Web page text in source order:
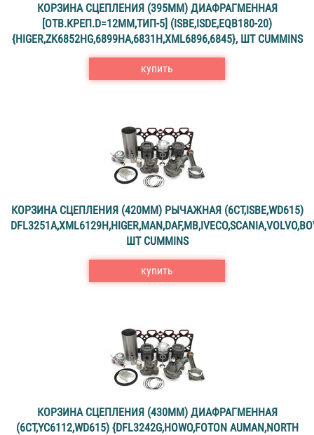
КОРЗИНА СЦЕПЛЕНИЯ (395ММ) ДИАФРАГМЕННАЯ
[ОТВ.КРЕП.D=12ММ,ТИП-5] (ISBE,ISDE,EQB180-20)
{HIGER,ZK6852HG,6899HA,6831H,XML6896,6845}, ШТ CUMMINS
купить
КОРЗИНА СЦЕПЛЕНИЯ (420ММ) РЫЧАЖНАЯ (6CT,ISBE,WD615)
ШТ CUMMINS
купить
КОРЗИНА СЦЕПЛЕНИЯ (430ММ) ДИАФРАГМЕННАЯ
(6CT,YC6112,WD615) {DFL3242G,HOWO,FOTON AUMAN,NORTH